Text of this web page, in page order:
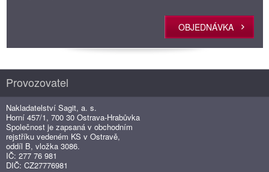
OBJEDNÁVKA
Provozovatel
Nakladatelství Sagit, a. s.
Horní 457/1, 700 30 Ostrava-Hrabůvka
Společnost je zapsaná v obchodním
rejstříku vedeném KS v Ostravě,
oddíl B, vložka 3086.
IČ: 277 76 981
DIČ: CZ27776981